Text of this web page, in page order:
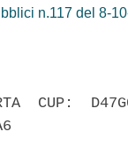
n.117 del 8-
CUP: